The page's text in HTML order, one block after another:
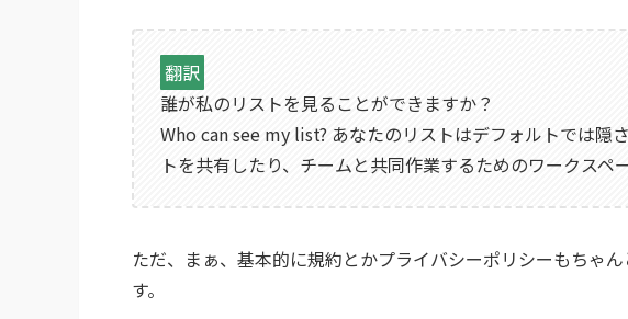
翻訳
誰が私のリストを見ることができますか？
Who can see my list? あなたのリストはデフォルトでは隠
トを共有したり、チームと共同作業するためのワークスペ
ただ、まぁ、 基本的に規約とかプライバシーポリシーもちゃ
す。